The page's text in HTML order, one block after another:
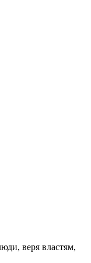
веря властям,